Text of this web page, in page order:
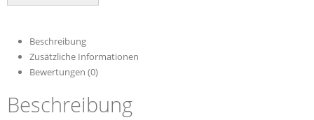
Beschreibung
Zusätzliche Informationen
Bewertungen (0)
Beschreibung